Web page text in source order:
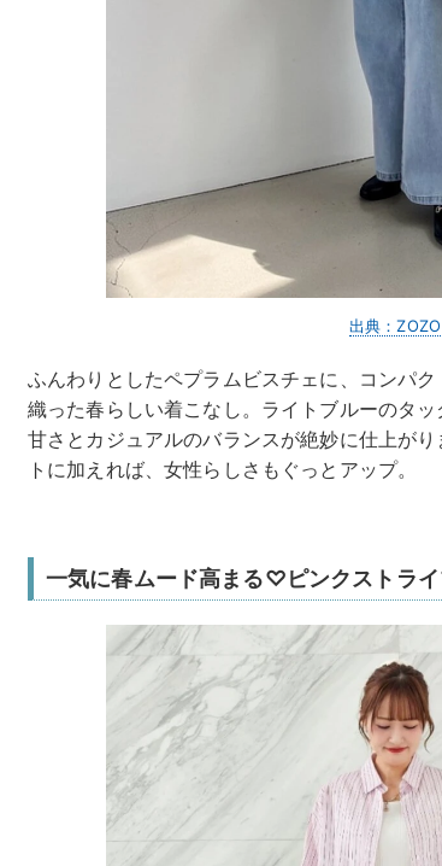
出典：ZOZO
ふんわりとしたペプラムビスチェに、コンパク
織った春らしい着こなし。ライトブルーのタッ
甘さとカジュアルのバランスが絶妙に仕上が
トに加えれば、女性らしさもぐっとアップ。
一気に春ムード高まる♡ピンクストラ